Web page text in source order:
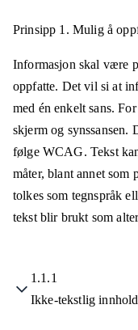
Prinsipp 1. Mulig å
Informasjon skal være
oppfatte. Det vil si at
med én enkelt sans.
skjerm og synssansen.
følge WCAG. Tekst
måter, blant annet som
tolkes som tegnspråk
tekst blir brukt som
1.1.1
Ikke-tekstlig